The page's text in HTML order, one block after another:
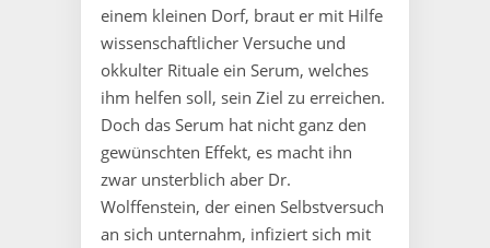
einem kleinen Dorf, braut er mit Hilfe
wissenschaftlicher Versuche und
okkulter Rituale ein Serum, welches
ihm helfen soll, sein Ziel zu erreichen.
Doch das Serum hat nicht ganz den
gewünschten Effekt, es macht ihn
zwar unsterblich aber Dr.
Wolffenstein, der einen Selbstversuch
an sich unternahm, infiziert sich mit